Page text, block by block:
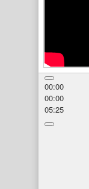
00:00
00:00
05:25